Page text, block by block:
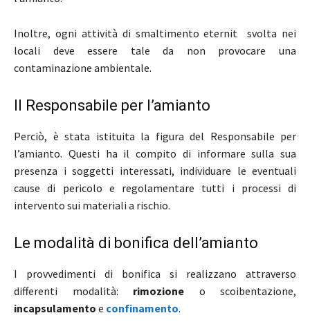
Inoltre, ogni attività di smaltimento eternit svolta nei
locali deve essere tale da non provocare una
contaminazione ambientale.
Il Responsabile per l’amianto
Perciò, è stata istituita la figura del Responsabile per
l’amianto. Questi ha il compito di informare sulla sua
presenza i soggetti interessati, individuare le eventuali
cause di pericolo e regolamentare tutti i processi di
intervento sui materiali a rischio.
Le modalità di bonifica dell’amianto
I provvedimenti di bonifica si realizzano attraverso
differenti modalità: rimozione o scoibentazione,
incapsulamento e confinamento.